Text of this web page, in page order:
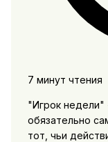
7 минут чтения
"Игрок недели"
обязательно
тот, чьи